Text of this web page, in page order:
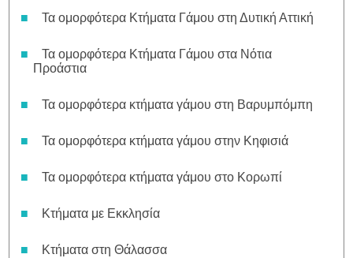
Τα ομορφότερα Κτήματα Γάμου στη Δυτική Αττική
Τα ομορφότερα Κτήματα Γάμου στα Νότια
Προάστια
Τα ομορφότερα κτήματα γάμου στη Βαρυμπόμπη
Τα ομορφότερα κτήματα γάμου στην Κηφισιά
Τα ομορφότερα κτήματα γάμου στο Κορωπί
Κτήματα με Εκκλησία
Κτήματα στη Θάλασσα